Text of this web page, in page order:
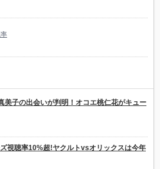
美子の出会いが判明！オコエ桃仁花がキュー
視聴率10%超!ヤクルトvsオリックスは今年